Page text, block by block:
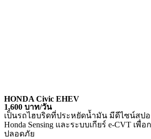
HONDA Civic EHEV
1,600 บาท/วัน
เป็นรถไฮบริดที่ประหยัดน้ำมัน มีดีไซน์สป
Honda Sensing และระบบเกียร์ e-CVT เ
ปลอดภัย